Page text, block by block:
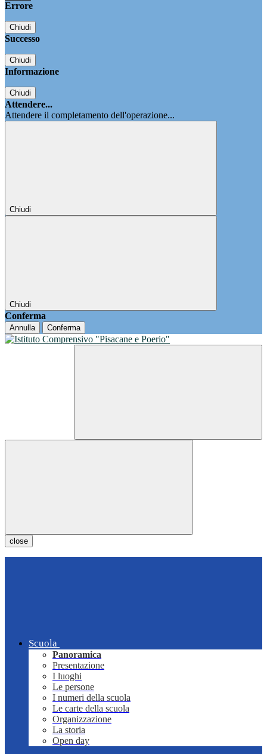
Errore
Chiudi
Successo
Chiudi
Informazione
Chiudi
Attendere...
Attendere il completamento dell'operazione...
Chiudi
Chiudi
Conferma
Annulla Conferma
close
Scuola
Panoramica
Presentazione
I luoghi
Le persone
I numeri della scuola
Le carte della scuola
Organizzazione
La storia
Open day